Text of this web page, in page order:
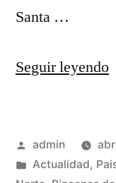
Santa …
Seguir leyendo
Publicado
por
admin
Publicado
Actualidad,